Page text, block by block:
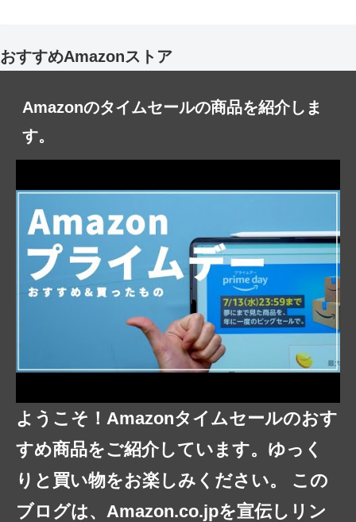
おすすめAmazonストア
Amazonのタイムセールの商品を紹介しま
す。
ようこそ！Amazonタイムセールのおす
すめ商品をご紹介しています。ゆっく
りと買い物をお楽しみください。 この
ブログは、Amazon.co.jpを宣伝しリン